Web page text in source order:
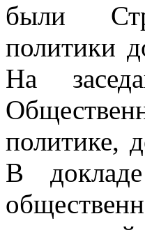
были
политики
На
политике,
В докладе